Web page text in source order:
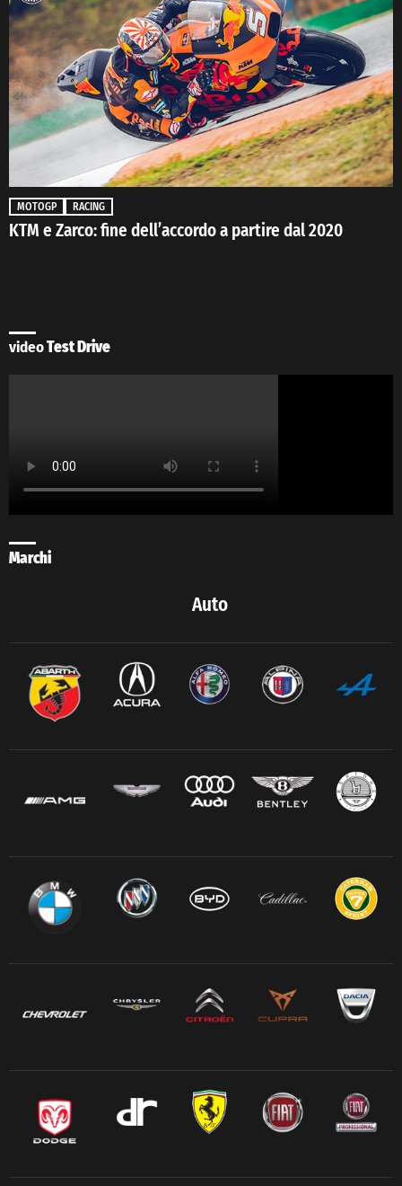
MOTOGP RACING
KTM e Zarco: fine dell’accordo a partire dal 2020
videoTest Drive
Marchi
Auto